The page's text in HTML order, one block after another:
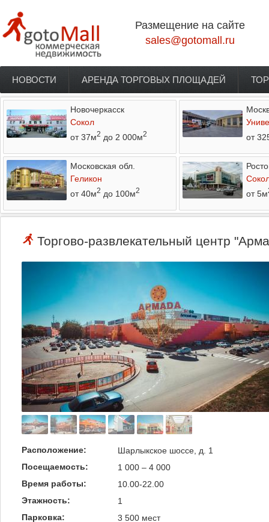
Размещение на сайте
sales@gotomall.ru
Главное меню
НОВОСТИ АРЕНДА ТОРГОВЫХ ПЛОЩАДЕЙ
Новочеркасск
Сокол
от 37м2 до 2 000м2
от
Московская обл.
Геликон
от 40м2 до 100м2
от 5м
Торгово-развлекательный центр
Расположение:
Шарлыкское шоссе, д. 1
Посещаемость:
1 000 – 4 000
Время работы:
10.00-22.00
Этажность:
1
Парковка:
3 500 мест